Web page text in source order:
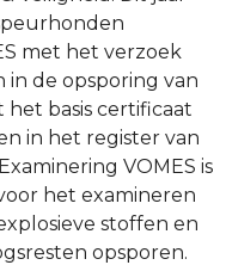
met het verzoek
in de opsporing van
basis certificaat
in het register van
VOMES is
het examineren
stoffen en
opsporen.